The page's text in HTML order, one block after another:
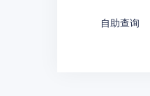
自助查询